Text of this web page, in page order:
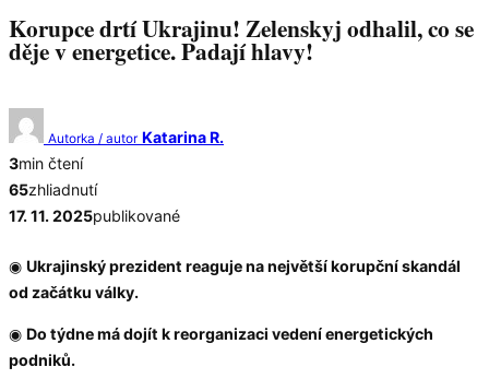
Korupce drtí Ukrajinu! Zelenskyj odhalil, co se
děje v energetice. Padají hlavy!
Autorka / autor Katarina R.
3min čtení
65zhliadnutí
17. 11. 2025publikované
◉ Ukrajinský prezident reaguje na největší korupční skandál
od začátku války.
◉ Do týdne má dojít k reorganizaci vedení energetických
podniků.